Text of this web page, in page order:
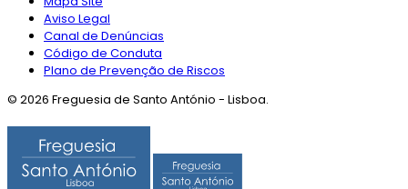
Aviso Legal
Canal de Denúncias
Código de Conduta
Plano de Prevenção de Riscos
© 2026 Freguesia de Santo António - Lisboa.